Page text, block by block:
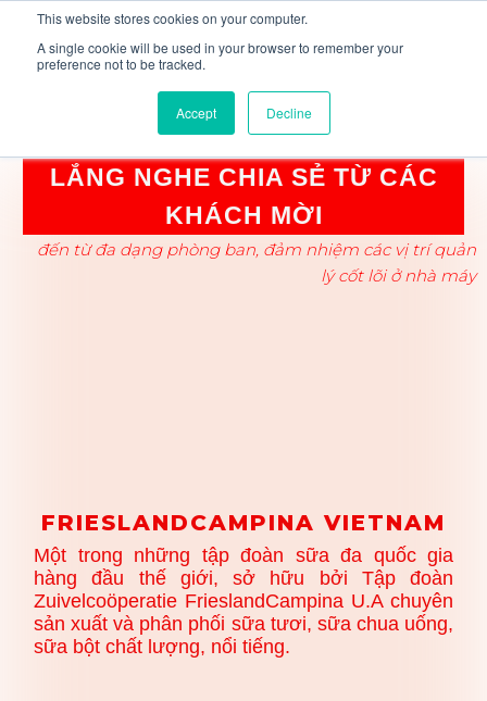
This website stores cookies on your computer.
A single cookie will be used in your browser to remember your
preference not to be tracked.
Accept Decline
LẮNG NGHE CHIA SẺ TỪ CÁC
KHÁCH MỜI
đến từ đa dạng phòng ban, đảm nhiệm các vị trí quản
lý cốt lõi ở nhà máy
FRIESLANDCAMPINA VIETNAM
Một trong những tập đoàn sữa đa quốc gia
hàng đầu thế giới, sở hữu bởi Tập đoàn
Zuivelcoöperatie FrieslandCampina U.A chuyên
sản xuất và phân phối sữa tươi, sữa chua uống,
sữa bột chất lượng, nổi tiếng.